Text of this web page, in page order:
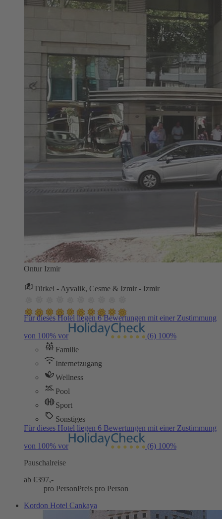
Ontur Izmir
Türkei - Ayvalik, Cesme & Izmir - Izmir
Für dieses Hotel liegen 6 Bewertungen mit einer Zustimmung
von 100% vor (6) 100%
Familie
Internetzugang
Wellness
Pool
Sport
Sonstiges
Für dieses Hotel liegen 6 Bewertungen mit einer Zustimmung
von 100% vor (6) 100%
Pauschalreise
ab €397,-
pro PersonPreis pro Person
Kordon Hotel Cankaya